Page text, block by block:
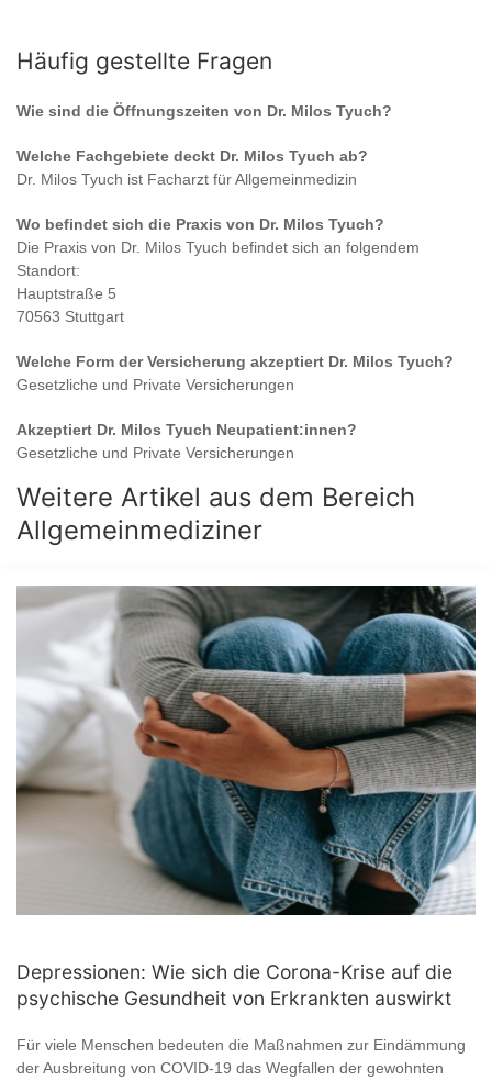
Häufig gestellte Fragen
Wie sind die Öffnungszeiten von Dr. Milos Tyuch?
Welche Fachgebiete deckt Dr. Milos Tyuch ab?
Dr. Milos Tyuch ist Facharzt für Allgemeinmedizin
Wo befindet sich die Praxis von Dr. Milos Tyuch?
Die Praxis von Dr. Milos Tyuch befindet sich an folgendem
Standort:
Hauptstraße 5
70563 Stuttgart
Welche Form der Versicherung akzeptiert Dr. Milos Tyuch?
Gesetzliche und Private Versicherungen
Akzeptiert Dr. Milos Tyuch Neupatient:innen?
Gesetzliche und Private Versicherungen
Weitere Artikel aus dem Bereich
Allgemeinmediziner
Depressionen: Wie sich die Corona-Krise auf die
psychische Gesundheit von Erkrankten auswirkt
Für viele Menschen bedeuten die Maßnahmen zur Eindämmung
der Ausbreitung von COVID-19 das Wegfallen der gewohnten